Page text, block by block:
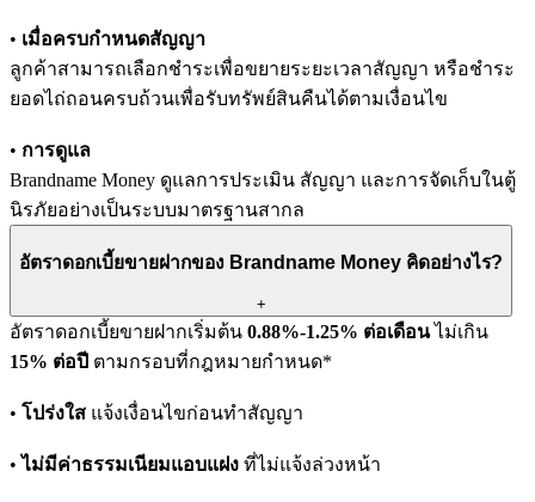
• เมื่อครบกำหนดสัญญา
ลูกค้าสามารถเลือกชำระเพื่อขยายระยะเวลาสัญญา หรือชำระ
ยอดไถ่ถอนครบถ้วนเพื่อรับทรัพย์สินคืนได้ตามเงื่อนไข
• การดูแล
Brandname Money ดูแลการประเมิน สัญญา และการจัดเก็บในตู้
นิรภัยอย่างเป็นระบบมาตรฐานสากล
อัตราดอกเบี้ยขายฝากของ Brandname Money คิดอย่างไร?
+
อัตราดอกเบี้ยขายฝากเริ่มต้น 0.88%-1.25% ต่อเดือนไม่เกิน
15% ต่อปี ตามกรอบที่กฎหมายกำหนด*
• โปร่งใส แจ้งเงื่อนไขก่อนทำสัญญา
•ไม่มีค่าธรรมเนียมแอบแฝง ที่ไม่แจ้งล่วงหน้า